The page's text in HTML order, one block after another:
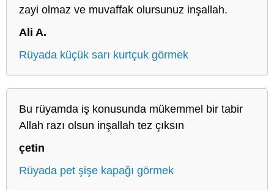
zayi olmaz ve muvaffak olursunuz inşallah.
Ali A.
Rüyada küçük sarı kurtçuk görmek
Bu rüyamda iş konusunda mükemmel bir tabir
Allah razı olsun inşallah tez çıksın
çetin
Rüyada pet şişe kapağı görmek